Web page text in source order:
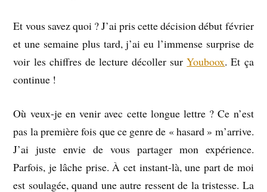
Et vous savez quoi ? J’ai pris cette décision début février
et une semaine plus tard, j’ai eu l’immense surprise de
voir les chiffres de lecture décoller surYouboox. Et ça
continue !
Où veux-je en venir avec cette longue lettre ? Ce n’est
pas la première fois que ce genre de « hasard » m’arrive.
J’ai juste envie de vous partager mon expérience.
Parfois, je lâche prise. À cet instant-là, une part de moi
est soulagée, quand une autre ressent de la tristesse. La